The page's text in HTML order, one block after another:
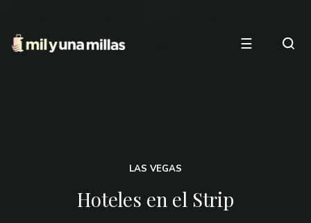
☰
LAS VEGAS
Hoteles en el Strip